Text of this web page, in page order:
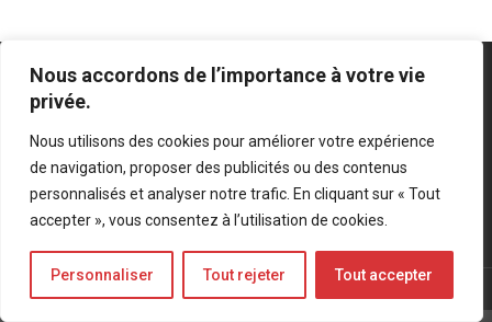
Nous accordons de l’importance à votre vie
privée.
Nous utilisons des cookies pour améliorer votre expérience
de navigation, proposer des publicités ou des contenus
personnalisés et analyser notre trafic. En cliquant sur « Tout
accepter », vous consentez à l’utilisation de cookies.
Personnaliser Tout rejeter Tout accepter
Mentions légales-Politique de confidentialité
Bluesky
LinkedIn
Twitter
© Forces Operations Blog - 2022